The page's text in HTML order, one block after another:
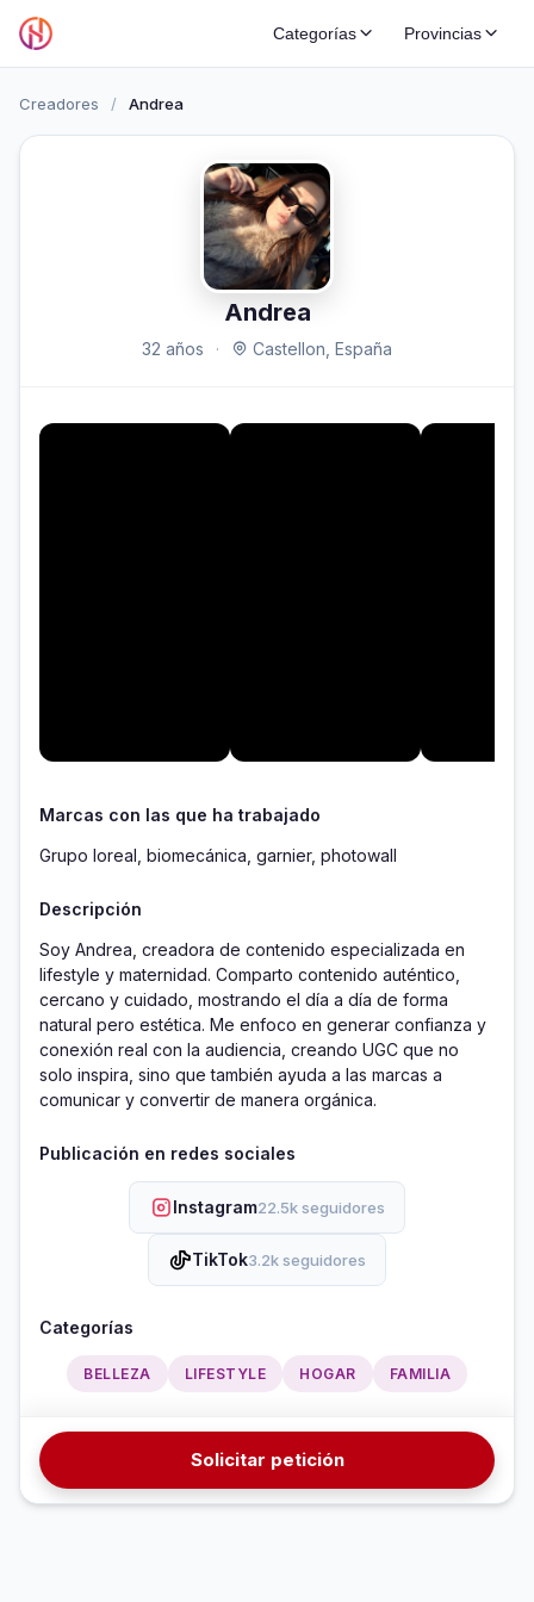
Categorías Provincias
Creadores / Andrea
Andrea
32 años · Castellon, España
Marcas con las que ha trabajado
Grupo loreal, biomecánica, garnier, photowall
Descripción
Soy Andrea, creadora de contenido especializada en
lifestyle y maternidad. Comparto contenido auténtico,
cercano y cuidado, mostrando el día a día de forma
natural pero estética. Me enfoco en generar confianza y
conexión real con la audiencia, creando UGC que no
solo inspira, sino que también ayuda a las marcas a
Publicación en redes sociales
Instagram22.5k seguidores
TikTok3.2k seguidores
Categorías
BELLEZA LIFESTYLE HOGAR FAMILIA
Solicitar petición